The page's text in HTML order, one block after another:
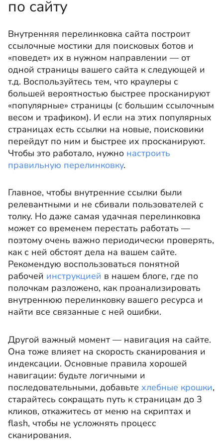
по сайту
Внутренняя перелинковка сайта построит
ссылочные мостики для поисковых ботов и
«поведет» их в нужном направлении — от
одной страницы вашего сайта к следующей и
т.д. Воспользуйтесь тем, что краулеры с
большей вероятностью быстрее просканируют
«популярные» страницы (с большим ссылочным
весом и трафиком). И если на этих популярных
страницах есть ссылки на новые, поисковики
перейдут по ним и быстрее их просканируют.
Чтобы это работало, нужно настроить
правильную перелинковку.
Главное, чтобы внутренние ссылки были
релевантными и не сбивали пользователей с
толку. Но даже самая удачная перелинковка
может со временем перестать работать —
поэтому очень важно периодически проверять,
как с ней обстоят дела на вашем сайте.
Рекомендую воспользоваться понятной
рабочей инструкцией в нашем блоге, где по
полочкам разложено, как проанализировать
внутреннюю перелинковку вашего ресурса и
найти все связанные с ней ошибки.
Другой важный момент — навигация на сайте.
Она тоже влияет на скорость сканирования и
индексации. Основные правила хорошей
навигации: будьте логичными и
последовательными, добавьте хлебные крошки,
старайтесь сокращать путь к страницам до 3
кликов, откажитесь от меню на скриптах и
flash, чтобы не усложнять процесс
сканирования.